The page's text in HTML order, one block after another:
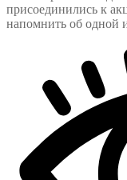
присоединились к
напомнить об одной